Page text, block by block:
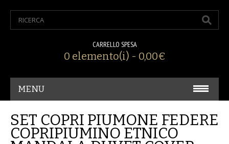
CARRELLO SPESA
0 elemento(i) - 0,00€
MENU
CARNEVALE/ COSPLAY
ACCESSORI
SET COPRI PIUMONE FEDERE
COPRIPIUMINO ETNICO